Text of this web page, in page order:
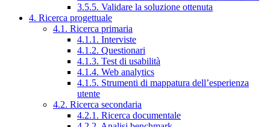
3.5.5. Validare la soluzione ottenuta
4. Ricerca progettuale
4.1. Ricerca primaria
4.1.1. Interviste
4.1.2. Questionari
4.1.3. Test di usabilità
4.1.4. Web analytics
4.1.5. Strumenti di mappatura dell’esperienza
utente
4.2. Ricerca secondaria
4.2.1. Ricerca documentale